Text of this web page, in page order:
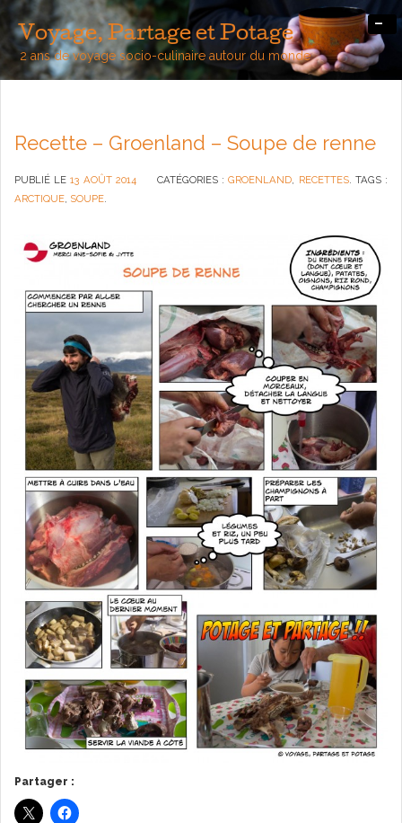
Voyage, Partage et Potage
2 ans de voyage socio-culinaire autour du monde
-
Recette – Groenland – Soupe de renne
PUBLIÉ LE13 AOÛT 2014 CATÉGORIES :GROENLAND, RECETTES. TAGS :
ARCTIQUE, SOUPE.
Partager :